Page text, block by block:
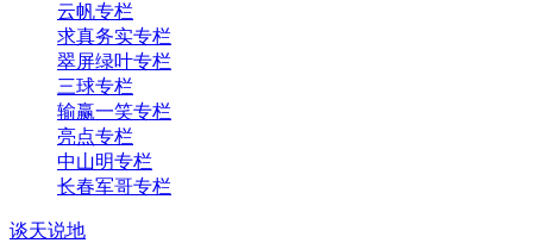
云帆专栏
求真务实专栏
翠屏绿叶专栏
三球专栏
输赢一笑专栏
亮点专栏
中山明专栏
长春军哥专栏
谈天说地